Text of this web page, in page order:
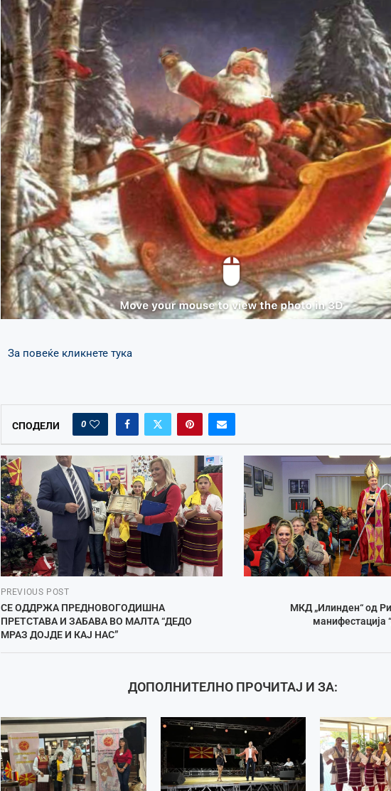
За повеќе кликнете тука
СПОДЕЛИ 0
PREVIOUS POST
СЕ ОДДРЖА ПРЕДНОВОГОДИШНА
ПРЕТСТАВА И ЗАБАВА ВО МАЛТА “ДЕДО
МРАЗ ДОЈДЕ И КАЈ НАС”
МКД „Илинден“ од
манифестација
ДОПОЛНИТЕЛНО ПРОЧИТАЈ И ЗА: